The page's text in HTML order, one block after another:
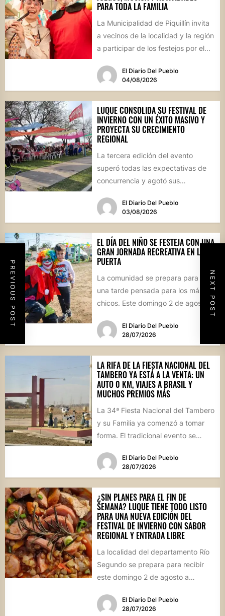
PREVIOUS POST NEXT POST
PARA TODA LA FAMILIA
La Municipalidad de Piquillín invita
a vecinos de la localidad y la región
a participar de los festejos por el...
El Diario Del Pueblo
04/08/2026
LUQUE CONSOLIDA SU FESTIVAL DE
INVIERNO CON UN ÉXITO MASIVO Y
PROYECTA SU CRECIMIENTO
REGIONAL
La tercera edición del evento
superó todas las expectativas de
concurrencia y agotó sus
marco, el...El Diario Del Pueblo
03/08/2026
EL DÍA DEL NIÑO SE FESTEJA CON UNA
GRAN JORNADA RECREATIVA EN LA
PUERTA
La comunidad se prepara para vivir
una tarde pensada para los más
chicos. Este domingo 2 de agosto,
El Diario Del Pueblo
28/07/2026
LA RIFA DE LA FIESTA NACIONAL DEL
TAMBERO YA ESTÁ A LA VENTA: UN
AUTO 0 KM, VIAJES A BRASIL Y
MUCHOS PREMIOS MÁS
La 34ª Fiesta Nacional del Tambero
y su Familia ya comenzó a tomar
forma. El tradicional evento se
El Diario Del Pueblo
28/07/2026
¿SIN PLANES PARA EL FIN DE
SEMANA? LUQUE TIENE TODO LISTO
PARA UNA NUEVA EDICIÓN DEL
FESTIVAL DE INVIERNO CON SABOR
REGIONAL Y ENTRADA LIBRE
La localidad del departamento Río
Segundo se prepara para recibir
este domingo 2 de agosto a
El Diario Del Pueblo
28/07/2026